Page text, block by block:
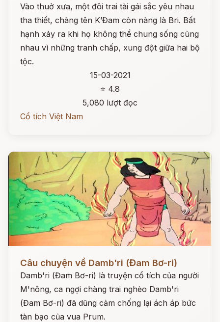
Vào thuở xưa, một đôi trai tài gái sắc yêu nhau
tha thiết, chàng tên K’Đam còn nàng là Bri. Bất
hạnh xảy ra khi họ không thể chung sống cùng
nhau vì những tranh chấp, xung đột giữa hai bộ
tộc.
15-03-2021
⭐ 4.8
5,080 lượt đọc
Cổ tích Việt Nam
Câu chuyện về Damb'ri (Đam Bơ-ri)
Damb'ri (Đam Bơ-ri) là truyện cổ tích của người
M'nông, ca ngợi chàng trai nghèo Damb'ri
(Đam Bơ-ri) đã dũng cảm chống lại ách áp bức
tàn bạo của vua Prum.